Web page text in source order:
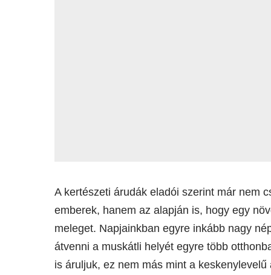
A kertészeti árudák eladói szerint már nem
emberek, hanem az alapján is, hogy egy
meleget. Napjainkban egyre inkább nagy
átvenni a muskátli helyét egyre több
is áruljuk, ez nem más mint a keskenylevelű